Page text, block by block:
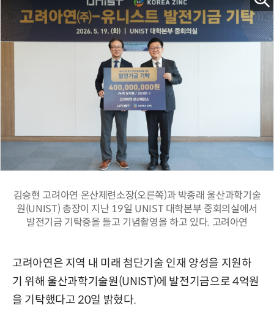
김승현 고려아연 온산제련소장(오른쪽)과 박종래 울산과학기술
원(UNIST) 총장이 지난 19일 UNIST 대학본부 중회의실에서
발전기금 기탁증을 들고 기념촬영을 하고 있다. 고려아연
고려아연은 지역 내 미래 첨단기술 인재 양성을 지원하
기 위해 울산과학기술원(UNIST)에 발전기금으로 4억원
을 기탁했다고 20일 밝혔다.